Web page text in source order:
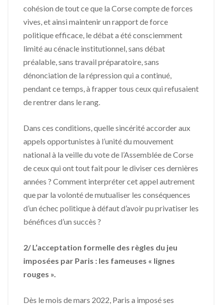
cohésion de tout ce que la Corse compte de forces
vives, et ainsi maintenir un rapport de force
politique efficace, le débat a été consciemment
limité au cénacle institutionnel, sans débat
préalable, sans travail préparatoire, sans
dénonciation de la répression qui a continué,
pendant ce temps, à frapper tous ceux qui refusaient
de rentrer dans le rang.
Dans ces conditions, quelle sincérité accorder aux
appels opportunistes à l’unité du mouvement
national à la veille du vote de l’Assemblée de Corse
de ceux qui ont tout fait pour le diviser ces dernières
années ? Comment interpréter cet appel autrement
que par la volonté de mutualiser les conséquences
d’un échec politique à défaut d’avoir pu privatiser les
bénéfices d’un succès ?
2/ L’acceptation formelle des règles du jeu
imposées par Paris : les fameuses « lignes
rouges ».
Dès le mois de mars 2022, Paris a imposé ses